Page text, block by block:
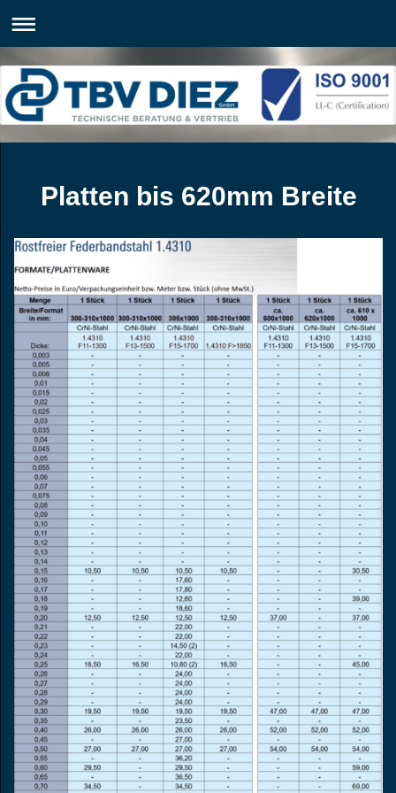
Platten bis 620mm Breite